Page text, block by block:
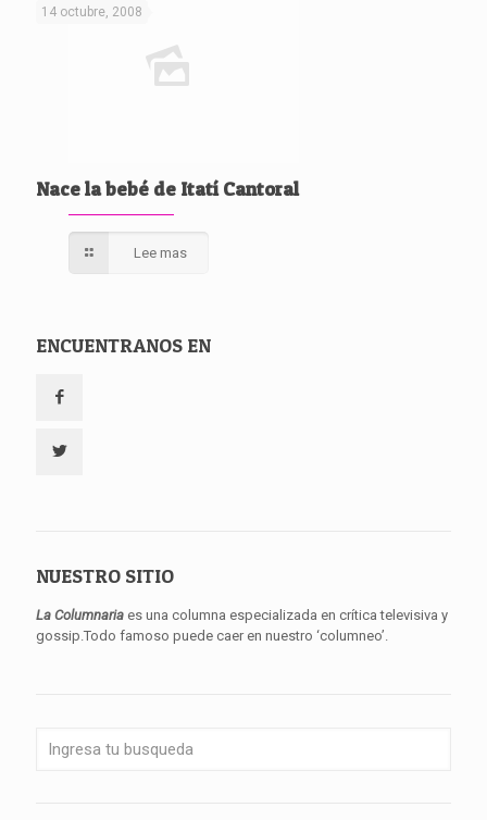
14 octubre, 2008
Nace la bebé de Itatí Cantoral
Lee mas
ENCUENTRANOS EN
NUESTRO SITIO
La Columnaria es una columna especializada en crítica televisiva y
gossip.Todo famoso puede caer en nuestro ‘columneo’.